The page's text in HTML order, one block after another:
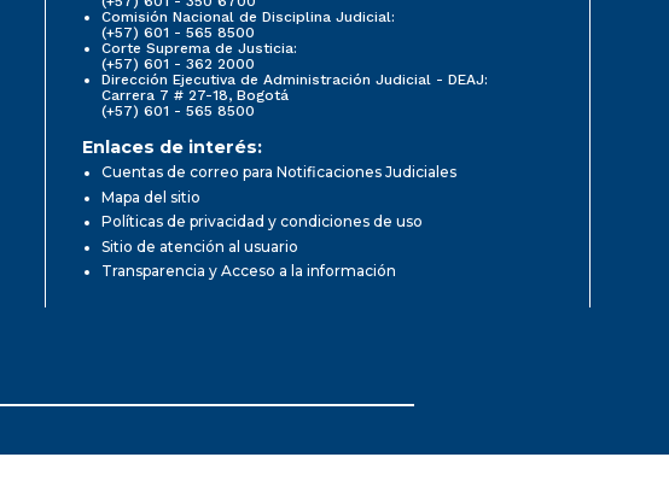
Comisión Nacional de Disciplina Judicial:
(+57) 601 - 565 8500
Corte Suprema de Justicia:
(+57) 601 - 362 2000
Dirección Ejecutiva de Administración Judicial - DEAJ:
Carrera 7 # 27-18, Bogotá
(+57) 601 - 565 8500
Enlaces de interés:
Cuentas de correo para Notificaciones Judiciales
Mapa del sitio
Políticas de privacidad y condiciones de uso
Sitio de atención al usuario
Transparencia y Acceso a la información